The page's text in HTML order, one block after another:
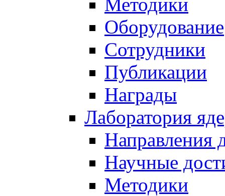
Оборудование
Сотрудники
Публикации
Награды
Лаборатория
Направления
Научные
Методики